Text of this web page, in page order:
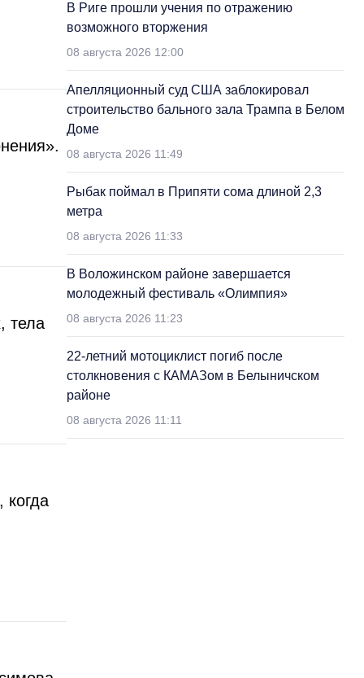
тела
В Риге прошли учения по отражению
возможного вторжения
08 августа 2026 12:00
Апелляционный суд США заблокировал
строительство бального зала Трампа в Белом
Доме
08 августа 2026 11:49
Рыбак поймал в Припяти сома длиной 2,3
метра
08 августа 2026 11:33
В Воложинском районе завершается
молодежный фестиваль «Олимпия»
08 августа 2026 11:23
22-летний мотоциклист погиб после
столкновения с КАМАЗом в Белыничском
районе
08 августа 2026 11:11